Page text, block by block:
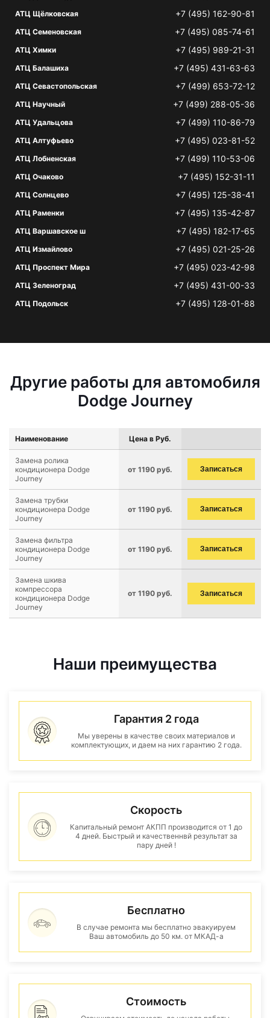
АТЦ Щёлковская +7 (495) 162-90-81
АТЦ Семеновская +7 (495) 085-74-61
АТЦ Химки +7 (495) 989-21-31
АТЦ Балашиха +7 (495) 431-63-63
АТЦ Севастопольская +7 (499) 653-72-12
АТЦ Научный +7 (499) 288-05-36
АТЦ Удальцова +7 (499) 110-86-79
АТЦ Алтуфьево +7 (495) 023-81-52
АТЦ Лобненская +7 (499) 110-53-06
АТЦ Очаково +7 (495) 152-31-11
АТЦ Солнцево +7 (495) 125-38-41
АТЦ Раменки +7 (495) 135-42-87
АТЦ Варшавское ш +7 (495) 182-17-65
АТЦ Измайлово +7 (495) 021-25-26
АТЦ Проспект Мира +7 (495) 023-42-98
АТЦ Зеленоград +7 (495) 431-00-33
АТЦ Подольск +7 (495) 128-01-88
Другие работы для автомобиля
Dodge Journey
Наименование Цена в Руб.
Замена ролика
кондиционера Dodge
Journey
от 1190 руб. Записаться
Замена трубки
кондиционера Dodge
Journey
от 1190 руб. Записаться
Замена фильтра
кондиционера Dodge
Journey
от 1190 руб. Записаться
Замена шкива
компрессора
кондиционера Dodge
Journey
от 1190 руб. Записаться
Наши преимущества
Гарантия 2 года
Мы уверены в качестве своих материалов и
комплектующих, и даем на них гарантию 2 года.
Скорость
Капитальный ремонт АКПП производится от 1 до
4 дней. Быстрый и качественнвй результат за
пару дней !
Бесплатно
В случае ремонта мы бесплатно эвакуируем
Ваш автомобиль до 50 км. от МКАД-а
Стоимость